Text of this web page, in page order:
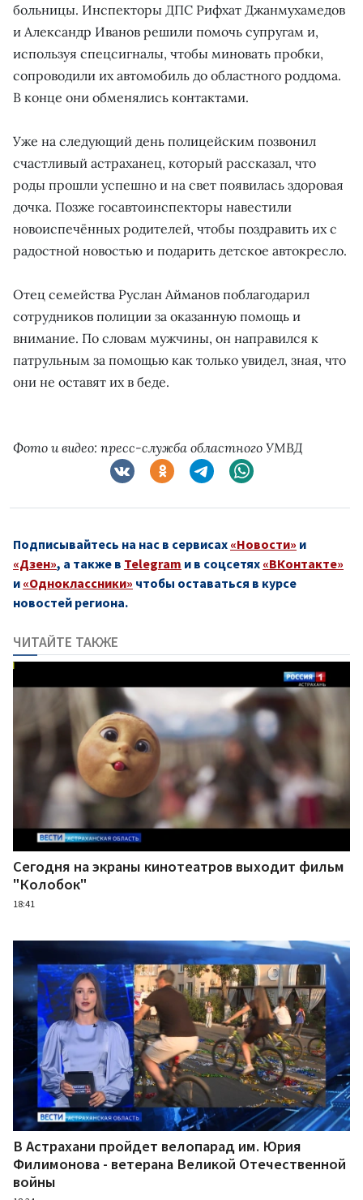
больницы. Инспекторы ДПС Рифхат Джанмухамедов
и Александр Иванов решили помочь супругам и,
используя спецсигналы, чтобы миновать пробки,
сопроводили их автомобиль до областного роддома.
В конце они обменялись контактами.
Уже на следующий день полицейским позвонил
счастливый астраханец, который рассказал, что
роды прошли успешно и на свет появилась здоровая
дочка. Позже госавтоинспекторы навестили
новоиспечённых родителей, чтобы поздравить их с
радостной новостью и подарить детское автокресло.
Отец семейства Руслан Айманов поблагодарил
сотрудников полиции за оказанную помощь и
внимание. По словам мужчины, он направился к
патрульным за помощью как только увидел, зная, что
они не оставят их в беде.
Фото и видео: пресс-служба областного УМВД
Подписывайтесь на нас в сервисах «Новости» и
«Дзен», а также в Telegram и в соцсетях «ВКонтакте»
и «Одноклассники» чтобы оставаться в курсе
новостей региона.
ЧИТАЙТЕ ТАКЖЕ
Сегодня на экраны кинотеатров выходит фильм
"Колобок"
18:41
В Астрахани пройдет велопарад им. Юрия
Филимонова - ветерана Великой Отечественной
войны